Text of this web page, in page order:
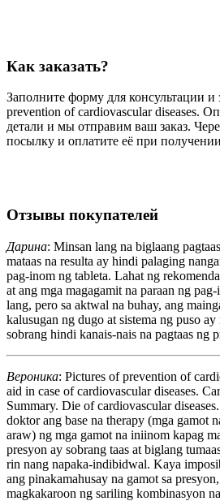
Как заказать?
Заполните форму для консультации и
prevention of cardiovascular diseases.
детали и мы отправим ваш заказ.
посылку и оплатите её при
Отзывы покупателей
Дарина: Minsan lang na biglaang
mataas na resulta ay hindi palaging
pag-inom ng tableta. Lahat ng
at ang mga magagamit na paraan ng
lang, pero sa aktwal na buhay, ang
kalusugan ng dugo at sistema ng puso
sobrang hindi kanais-nais na pagtaas ng
Вероника: Pictures of prevention of
aid in case of cardiovascular diseases.
Summary. Die of cardiovascular
doktor ang base na therapy (mga gamot
araw) ng mga gamot na iniinom kapag
presyon ay sobrang taas at biglang
rin nang napaka-indibidwal. Kaya
ang pinakamahusay na gamot sa
magkakaroon ng sariling kombinasyon